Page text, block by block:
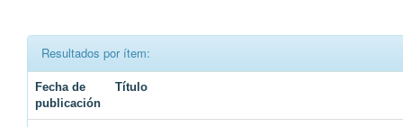
Resultados por ítem:
Fecha de
publicación
Título